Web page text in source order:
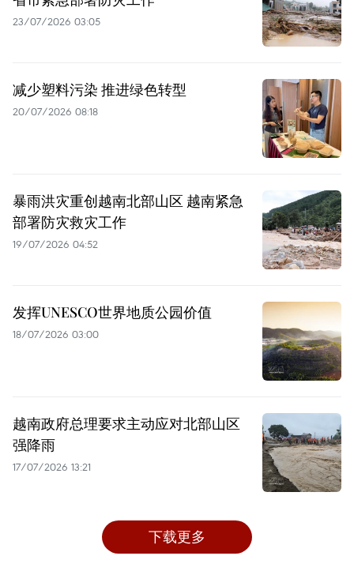
23/07/2026 03:05
减少塑料污染 推进绿色转型
20/07/2026 08:18
暴雨洪灾重创越南北部山区 越南紧急
部署防灾救灾工作
19/07/2026 04:52
发挥UNESCO世界地质公园价值
18/07/2026 03:00
越南政府总理要求主动应对北部山区
强降雨
17/07/2026 13:21
下载更多